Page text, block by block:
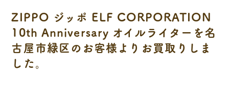
ZIPPO ジッポ ELF CORPORATION
10th Anniversary オイルライターを名
古屋市緑区のお客様よりお買取りしま
した。